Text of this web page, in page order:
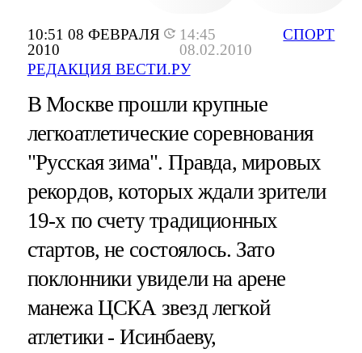
10:51 08 ФЕВРАЛЯ
2010
14:45
08.02.2010
РЕДАКЦИЯ ВЕСТИ.РУ
СПОРТ
В Москве прошли крупные
легкоатлетические соревнования
"Русская зима". Правда, мировых
рекордов, которых ждали зрители
19-х по счету традиционных
стартов, не состоялось. Зато
поклонники увидели на арене
манежа ЦСКА звезд легкой
атлетики - Исинбаеву,